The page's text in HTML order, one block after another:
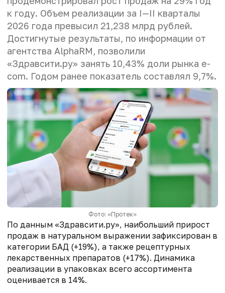
к году. Объем реализации за I—II кварталы
2026 года превысил 21,238 млрд рублей.
Достигнутые результаты, по информации от
агентства AlphaRM, позволили
«Здравсити.ру» занять 10,43% доли рынка e-
com. Годом ранее показатель составлял 9,7%.
Фото: «Протек»
По данным «Здравсити.ру», наибольший прирост
продаж в натуральном выражении зафиксирован в
категории БАД (+19%), а также рецептурных
лекарственных препаратов (+17%). Динамика
реализации в упаковках всего ассортимента
оценивается в 14%.